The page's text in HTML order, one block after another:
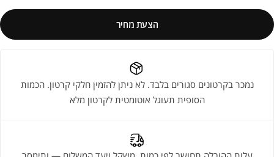
הצעת מחיר
נמכר בקרטונים סגורים בלבד. לא ניתן להזמין חלקי קרטון. הכמות
הסופית תעוגל אוטומטית לקרטון מלא